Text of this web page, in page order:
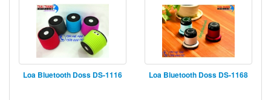
Loa Bluetooth Doss DS-1116 Loa Bluetooth Doss DS-1168